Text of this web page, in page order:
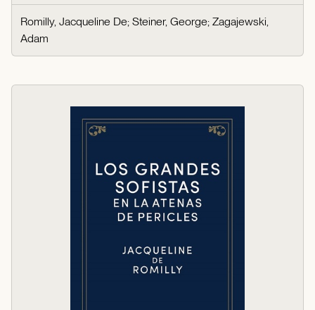
Romilly, Jacqueline De; Steiner, George; Zagajewski,
Adam